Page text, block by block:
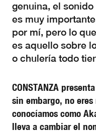
genuina, el
es muy
por mí, pero lo
es aquello sobre
o chulería todo
CONSTANZA
sin embargo, no
conocíamos como
lleva a cambiar el